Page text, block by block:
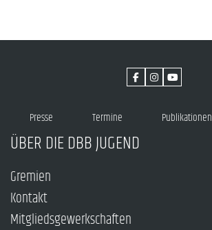
Presse Termine Publikationen
ÜBER DIE DBB JUGEND
Gremien
Kontakt
Mitgliedsgewerkschaften